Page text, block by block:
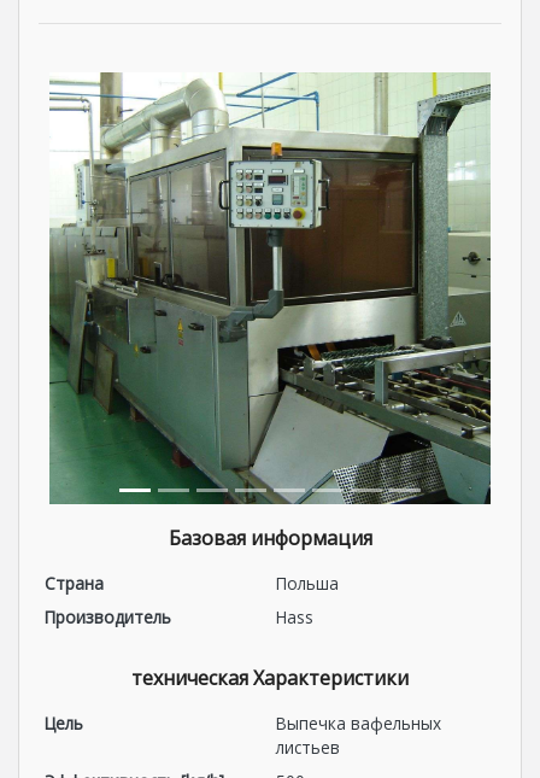
Базовая информация
Страна
Польша
Производитель
Hass
техническая Характеристики
Цель
Выпечка вафельных
листьев